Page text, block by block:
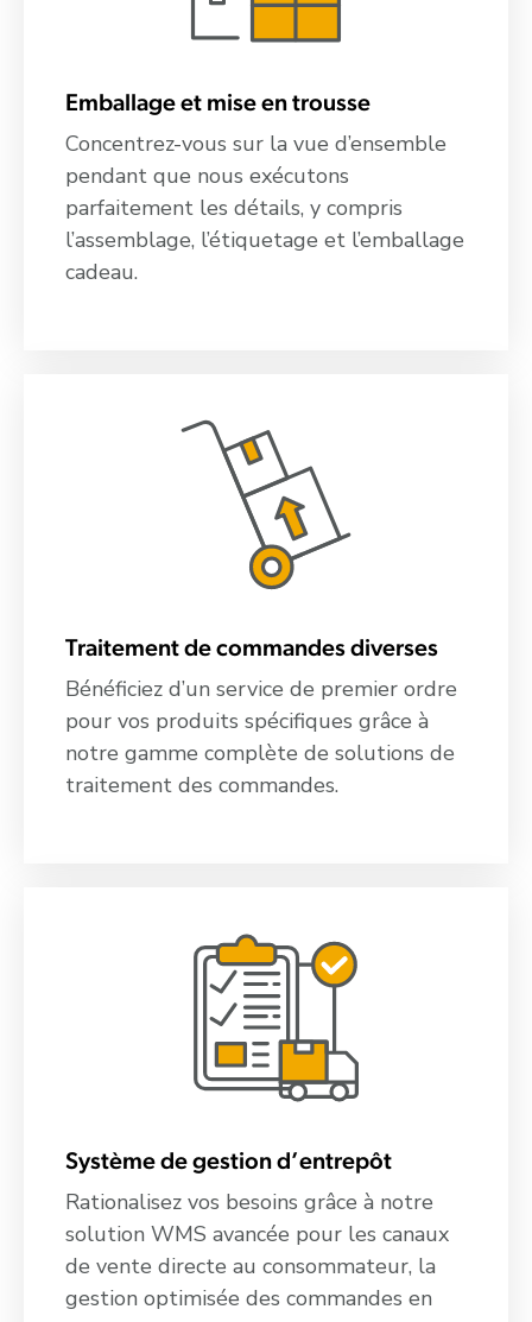
Emballage et mise en trousse
Concentrez-vous sur la vue d’ensemble
pendant que nous exécutons
parfaitement les détails, y compris
l’assemblage, l’étiquetage et l’emballage
cadeau.
Traitement de commandes diverses
Bénéficiez d’un service de premier ordre
pour vos produits spécifiques grâce à
notre gamme complète de solutions de
traitement des commandes.
Système de gestion d’entrepôt
Rationalisez vos besoins grâce à notre
solution WMS avancée pour les canaux
de vente directe au consommateur, la
gestion optimisée des commandes en